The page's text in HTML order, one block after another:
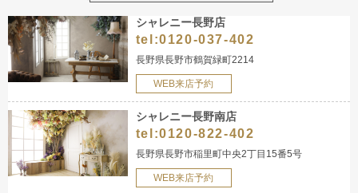
シャレニー長野店
tel:0120-037-402
長野県長野市鶴賀緑町2214
WEB来店予約
シャレニー長野南店
tel:0120-822-402
長野県長野市稲里町中央2丁目15番5号
WEB来店予約